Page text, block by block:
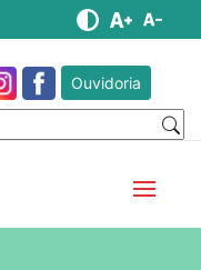
Ouvidoria